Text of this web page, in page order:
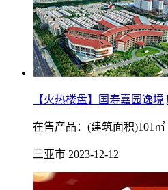
【火热楼盘】国寿嘉园逸
在售产品：(建筑面积)101㎡
三亚市 2023-12-12